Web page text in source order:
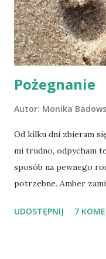
Pożegnanie
Autor: Monika
Od kilku dni zbieram
mi trudno, odpycham
sposób na pewnego
potrzebne. Amber
Mazowieckim,
UDOSTĘPNIJ 7